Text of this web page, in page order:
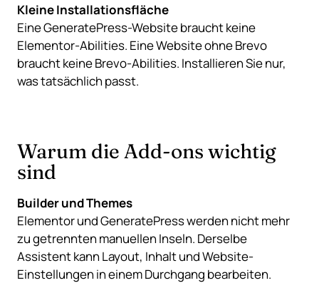
Kleine Installationsfläche
Eine GeneratePress-Website braucht keine
Elementor-Abilities. Eine Website ohne Brevo
braucht keine Brevo-Abilities. Installieren Sie nur,
was tatsächlich passt.
Warum die Add-ons wichtig
sind
Builder und Themes
Elementor und GeneratePress werden nicht mehr
zu getrennten manuellen Inseln. Derselbe
Assistent kann Layout, Inhalt und Website-
Einstellungen in einem Durchgang bearbeiten.